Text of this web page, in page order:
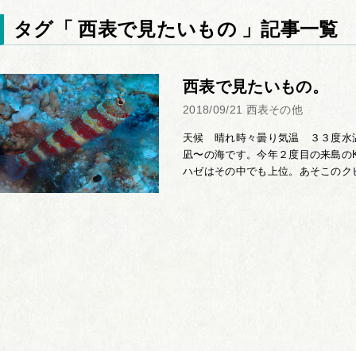
タグ「 西表で見たいもの 」記事一覧
西表で見たいもの。
2018/09/21 西表その他
天候 晴れ時々曇り気温 ３３度水
凪〜の海です。今年２度目の来島
ハゼはその中でも上位。あそこの